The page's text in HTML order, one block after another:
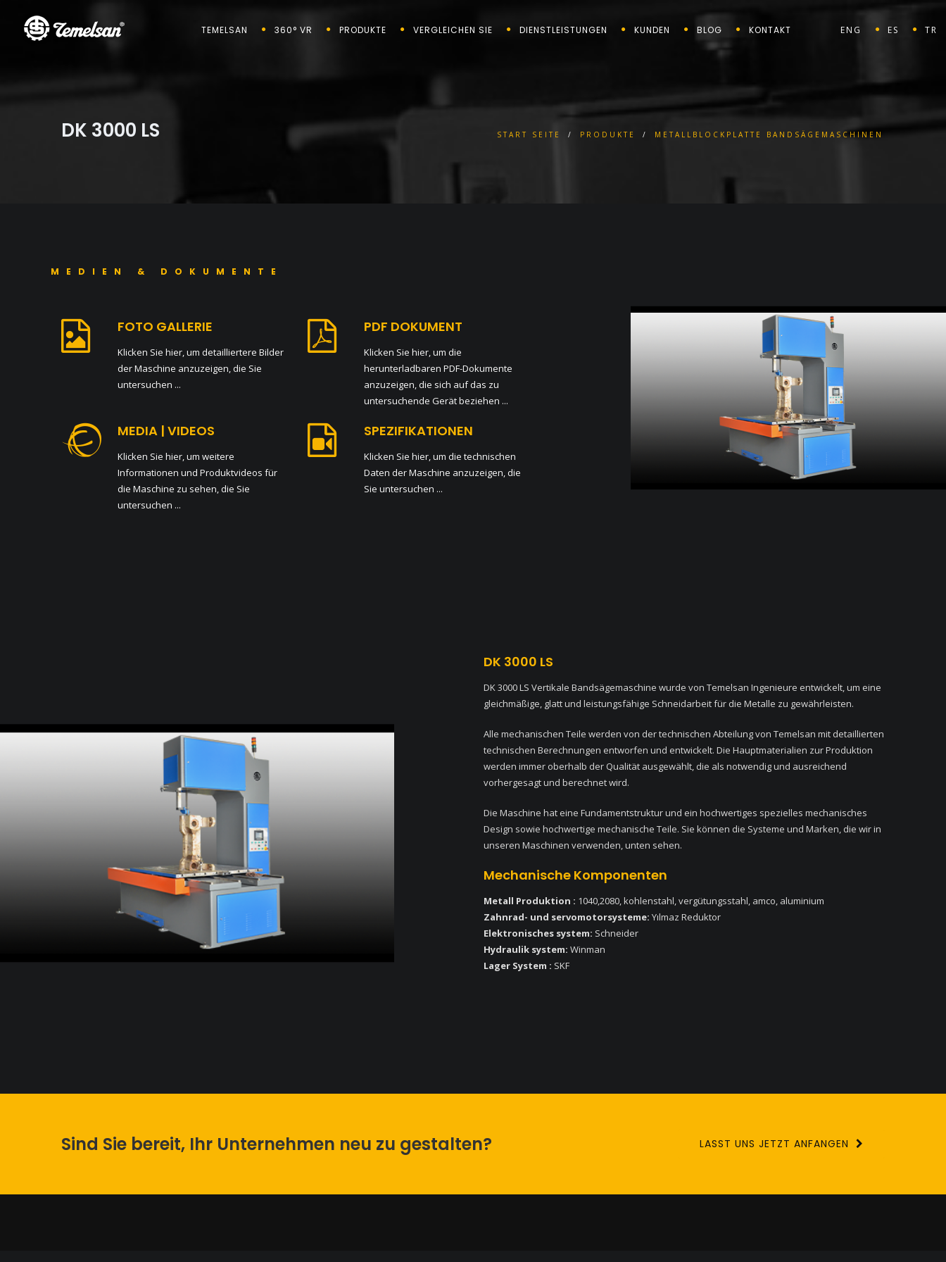
TEMELSAN 360° VR PRODUKTE VERGLEICHEN SIE DIENSTLEISTUNGEN KUNDEN BLOG KONTAKT ENG ES TR
DK 3000 LS START SEITE / PRODUKTE / METALLBLOCKPLATTE BANDSÄGEMASCHINEN
MEDIEN & DOKUMENTE
FOTO GALLERIE
Klicken Sie hier, um detailliertere Bilder
der Maschine anzuzeigen, die Sie
untersuchen ...
PDF DOKUMENT
Klicken Sie hier, um die
herunterladbaren PDF-Dokumente
anzuzeigen, die sich auf das zu
untersuchende Gerät beziehen ...
MEDIA | VIDEOS
Klicken Sie hier, um weitere
Informationen und Produktvideos für
die Maschine zu sehen, die Sie
untersuchen ...
SPEZIFIKATIONEN
Klicken Sie hier, um die technischen
Daten der Maschine anzuzeigen, die
Sie untersuchen ...
DK 3000 LS
DK 3000 LS Vertikale Bandsägemaschine wurde von Temelsan Ingenieure entwickelt, um eine
gleichmäßige, glatt und leistungsfähige Schneidarbeit für die Metalle zu gewährleisten.
Alle mechanischen Teile werden von der technischen Abteilung von Temelsan mit detaillierten
technischen Berechnungen entworfen und entwickelt. Die Hauptmaterialien zur Produktion
werden immer oberhalb der Qualität ausgewählt, die als notwendig und ausreichend
vorhergesagt und berechnet wird.
Die Maschine hat eine Fundamentstruktur und ein hochwertiges spezielles mechanisches
Design sowie hochwertige mechanische Teile. Sie können die Systeme und Marken, die wir in
unseren Maschinen verwenden, unten sehen.
Mechanische Komponenten
Metall Produktion : 1040,2080, kohlenstahl, vergütungsstahl, amco, aluminium
Zahnrad- und servomotorsysteme: Yılmaz Reduktor
Elektronisches system: Schneider
Hydraulik system: Winman
Lager System : SKF
Sind Sie bereit, Ihr Unternehmen neu zu gestalten? LASST UNS JETZT ANFANGEN